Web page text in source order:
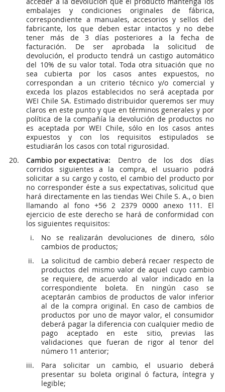
embalajes y condiciones originales de fábrica,
correspondiente a manuales, accesorios y sellos del
fabricante, los que deben estar intactos y no debe
tener más de 3 días posteriores a la fecha de
facturación. De ser aprobada la solicitud de
devolución, el producto tendrá un castigo automático
del 10% de su valor total. Toda otra situación que no
sea cubierta por los casos antes expuestos, no
correspondan a un criterio técnico y/o comercial y
exceda los plazos establecidos no será aceptada por
WEI Chile SA. Estimado distribuidor queremos ser muy
claros en este punto y que en términos generales y por
política de la compañía la devolución de productos no
es aceptada por WEI Chile, sólo en los casos antes
expuestos y con los requisitos estipulados se
estudiarán los casos con total rigurosidad.
Cambio por expectativa: Dentro de los dos días
corridos siguientes a la compra, el usuario podrá
solicitar a su cargo y costo, el cambio del producto por
no corresponder éste a sus expectativas, solicitud que
hará directamente en las tiendas Wei Chile S. A., o bien
llamando al fono +56 2 2379 0000 anexo 111. El
ejercicio de este derecho se hará de conformidad con
los siguientes requisitos:
No se realizarán devoluciones de dinero, sólo
cambios de productos;
La solicitud de cambio deberá recaer respecto de
productos del mismo valor de aquel cuyo cambio
se requiere, de acuerdo al valor indicado en la
correspondiente boleta. En ningún caso se
aceptarán cambios de productos de valor inferior
al de la compra original. En caso de cambios de
productos por uno de mayor valor, el consumidor
deberá pagar la diferencia con cualquier medio de
pago aceptado en este sitio, previas las
validaciones que fueran de rigor al tenor del
número 11 anterior;
Para solicitar un cambio, el usuario deberá
presentar su boleta original ó factura, íntegra y
legible;